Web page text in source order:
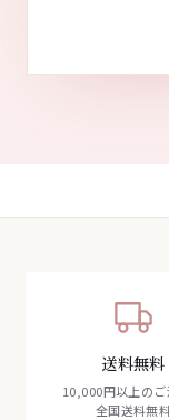
送料無料
10,000円以上のご
全国送料無